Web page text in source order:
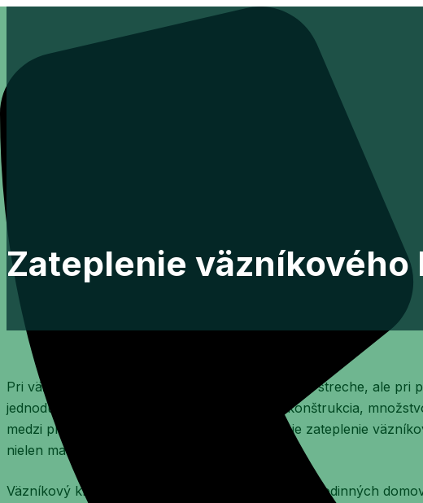
obsah
Zateplenie väzníkového
Pri väzníkovom krove sa chyba často neurobí pri streche, ale pri
jednoduché. V praxi býva problémom členitá konštrukcia,
medzi prvkami zostanú medzery. Práve preto je zateplenie
nielen materiál, ale najmä spôsob aplikácie.
Väzníkový krov je bežný najmä pri novostavbách rodinných